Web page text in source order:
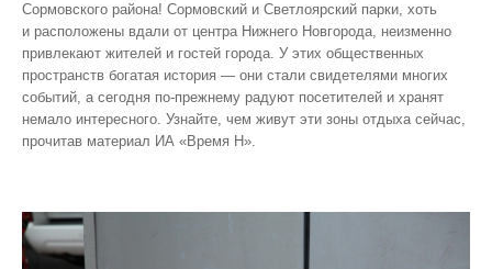
Сормовского района! Сормовский и Светлоярский парки, хоть
и расположены вдали от центра Нижнего Новгорода, неизменно
привлекают жителей и гостей города. У этих общественных
пространств богатая история — они стали свидетелями многих
событий, а сегодня по‑прежнему радуют посетителей и хранят
немало интересного. Узнайте, чем живут эти зоны отдыха сейчас,
прочитав материал ИА «Время Н».